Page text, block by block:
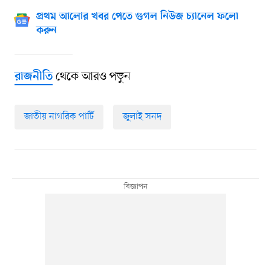
প্রথম আলোর খবর পেতে গুগল নিউজ চ্যানেল ফলো
করুন
রাজনীতিথেকে আরও পড়ুন
জাতীয় নাগরিক পার্টি জুলাই সনদ